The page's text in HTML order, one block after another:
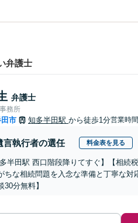
弁護士
弁護士
務所
市 知多半田駅 から徒歩1分営業時
言執行者の選任 料金表を見る
多半田駅 西口階段降りてすぐ】【相
ちな相続問題を入念な準備と丁寧な対
30分無料】